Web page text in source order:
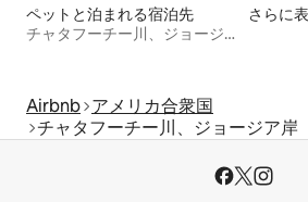
ペットと泊まれる宿泊先
チャタフーチー川、ジョージア岸
さらに
Airbnb アメリカ合衆国
チャタフーチー川、ジョージア岸